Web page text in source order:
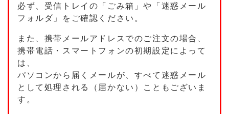
必ず、受信トレイの「ごみ箱」や「迷惑メール
フォルダ」をご確認ください。
また、携帯メールアドレスでのご注文の場合、
携帯電話・スマートフォンの初期設定によって
は、
パソコンから届くメールが、すべて迷惑メール
として処理される（届かない）こともございま
す。